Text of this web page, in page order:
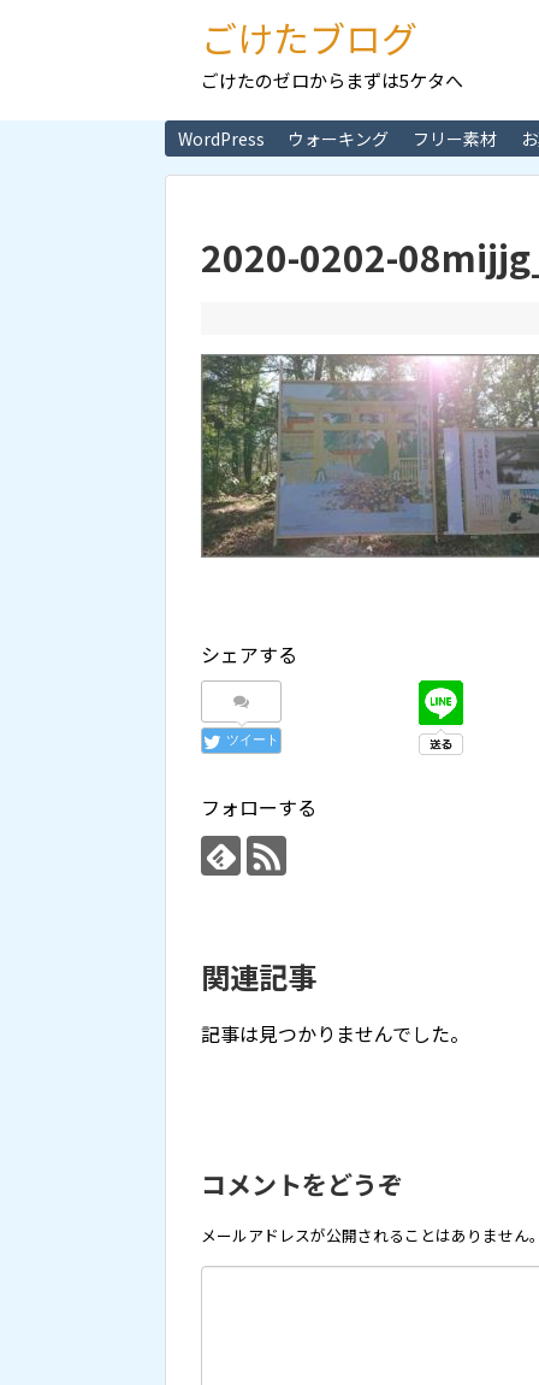
ごけたブログ
ごけたのゼロからまずは5ケタへ
WordPress ウォーキング フリー素材
2020-0202-
シェアする
ツイート
フォローする
関連記事
記事は見つかりませんでした。
コメントをどうぞ
メールアドレスが公開されることはありません